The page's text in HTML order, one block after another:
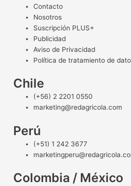
Contacto
Nosotros
Suscripción PLUS+
Publicidad
Aviso de Privacidad
Política de tratamiento de
Chile
(+56) 2 2201 0550
marketing@redagricola.com
Perú
(+51) 1 242 3677
Colombia / México